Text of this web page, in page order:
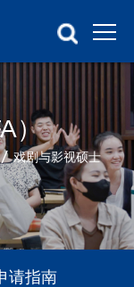
）
戏剧与影视硕士
请指南